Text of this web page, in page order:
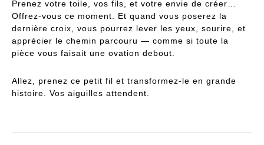
Prenez votre toile, vos fils, et votre envie de créer…
Offrez-vous ce moment. Et quand vous poserez la
dernière croix, vous pourrez lever les yeux, sourire, et
apprécier le chemin parcouru — comme si toute la
pièce vous faisait une ovation debout.
Allez, prenez ce petit fil et transformez-le en grande
histoire. Vos aiguilles attendent.